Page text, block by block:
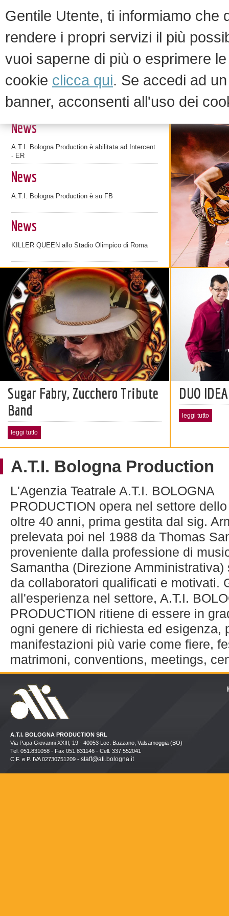
Gentile Utente, ti informiamo che
rendere i propri servizi il più
vuoi saperne di più o esprimere
cookie clicca qui. Se accedi ad
banner, acconsenti all'uso dei
News ed eventi
News
A.T.I. Bologna Production è abilitata ad Intercent
- ER
News
A.T.I. Bologna Production è su FB
News
KILLER QUEEN allo Stadio Olimpico di Roma
Sugar Fabry, Zucchero Tribute
Band
leggi tutto
DUO IDEA
leggi tutto
A.T.I. Bologna Production
L'Agenzia Teatrale A.T.I. BOLOGNA
PRODUCTION opera nel settore
oltre 40 anni, prima gestita dal sig.
prelevata poi nel 1988 da Thomas
proveniente dalla professione di
Samantha (Direzione
da collaboratori qualificati e motivati.
all'esperienza nel settore, A.T.I.
PRODUCTION ritiene di essere in
ogni genere di richiesta ed esigenza,
manifestazioni più varie come fiere,
matrimoni, conventions, meetings,
A.T.I. BOLOGNA PRODUCTION SRL
Via Papa Giovanni XXIII, 19 - 40053 Loc. Bazzano, Valsamoggia (BO)
Tel. 051.831058 - Fax 051.831146 - Cell. 337.552041
C.F. e P. IVA 02730751209 - staff@ati.bologna.it